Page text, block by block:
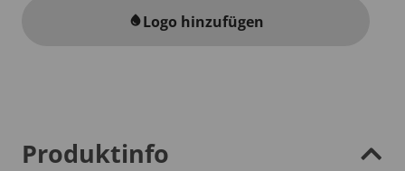
water_dropLogo hinzufügen
Produktinfo